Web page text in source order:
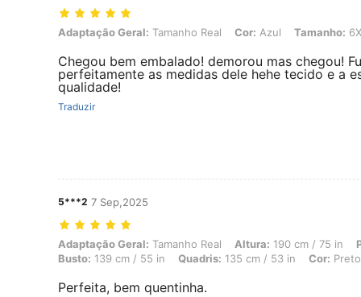
Adaptação Geral: Tamanho Real, Cor: Azul, Tamanho: 6XL
Adaptação Geral: Tamanho Real Cor: Azul Tamanho:
Chegou bem embalado! demorou mas chegou!
perfeitamente as medidas dele hehe tecido e a
qualidade!
Traduzir
5***2 7 Sep,2025
Adaptação Geral: Tamanho Real, Altura: 190 cm / 75 in, Peso:
Adaptação Geral: Tamanho Real Altura: 190 cm / 75 in
Busto: 139 cm / 55 in Quadris: 135 cm / 53 in Cor: Preto
Perfeita, bem quentinha.